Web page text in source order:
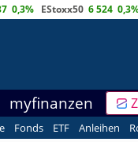
0,3% EStoxx50 6 524
myfinanzen
Fonds ETF Anleihen